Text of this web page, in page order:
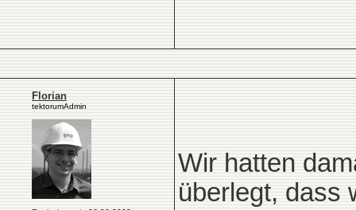
Florian
tektorumAdmin
Wir hatten
überlegt, dass